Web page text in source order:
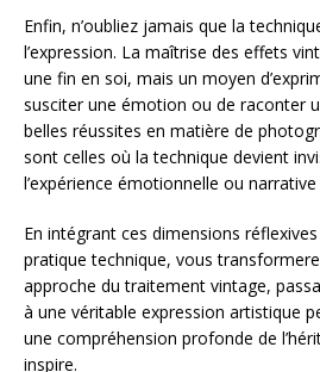
Enfin, n’oubliez jamais que la
l’expression. La maîtrise des effets
une fin en soi, mais un moyen
susciter une émotion ou de raconter
belles réussites en matière de
sont celles où la technique devient
l’expérience émotionnelle ou
En intégrant ces dimensions
pratique technique, vous
approche du traitement vintage,
à une véritable expression artistique
une compréhension profonde de
inspire.